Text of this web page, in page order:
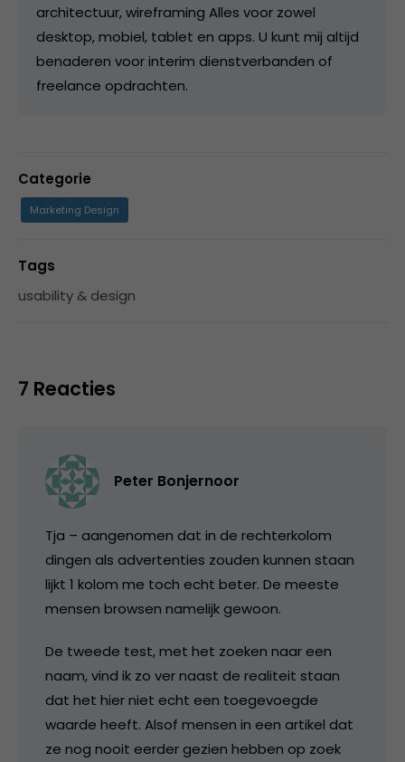
architectuur, wireframing Alles voor zowel
desktop, mobiel, tablet en apps. U kunt mij altijd
benaderen voor interim dienstverbanden of
freelance opdrachten.
Categorie
Marketing Design
Tags
usability & design
7 Reacties
Peter Bonjernoor
Tja – aangenomen dat in de rechterkolom
dingen als advertenties zouden kunnen staan
lijkt 1 kolom me toch echt beter. De meeste
mensen browsen namelijk gewoon.
De tweede test, met het zoeken naar een
naam, vind ik zo ver naast de realiteit staan
dat het hier niet echt een toegevoegde
waarde heeft. Alsof mensen in een artikel dat
ze nog nooit eerder gezien hebben op zoek